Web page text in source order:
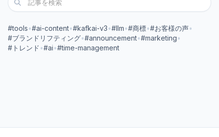
#tools•#ai-content•#kafkai-v3•#llm•#商標•#お客様の声•
#ブランドリフティング•#announcement•#marketing•
#トレンド •#ai•#time-management